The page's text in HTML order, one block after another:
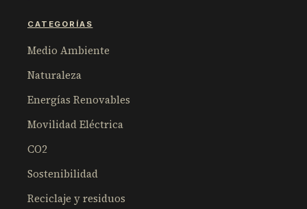
CATEGORÍAS
Medio Ambiente
Naturaleza
Energías Renovables
Movilidad Eléctrica
CO2
Sostenibilidad
Reciclaje y residuos